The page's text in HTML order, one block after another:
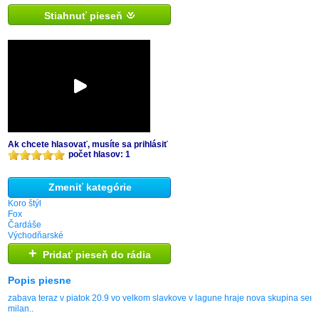
Stiahnuť pieseň
Ak chcete hlasovať, musíte sa prihlásiť
počet hlasov: 1
Zmeniť kategórie
Koro štýl
Fox
Čardáše
Východňarské
+ Pridať pieseň do rádia
Popis piesne
zabava teraz v piatok 20.9 vo velkom slavkove v lagune hraje nova skupina
milan..